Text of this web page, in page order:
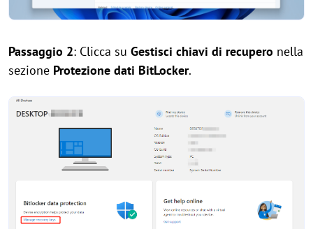
Passaggio 2: Clicca su Gestisci chiavi di recupero nella
sezione Protezione dati BitLocker.